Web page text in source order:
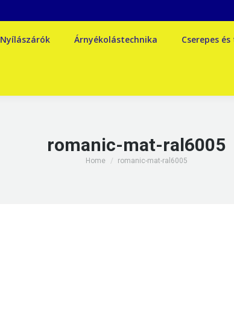
Nyílászárók Árnyékolástechnika Cserepes
romanic-mat-ral6005
You are here:
Home romanic-mat-ral6005